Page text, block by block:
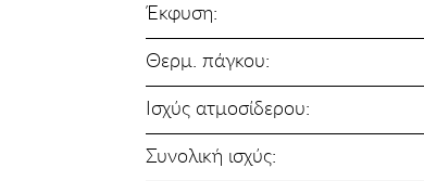
Έκφυση:
Θερμ. πάγκου:
Ισχύς ατμοσίδερου:
Συνολική ισχύς: